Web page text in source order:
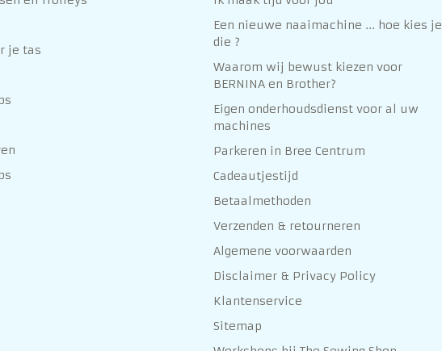
je tas
Een nieuwe naaimachine ... hoe kies je
die ?
Waarom wij bewust kiezen voor
BERNINA en Brother?
Eigen onderhoudsdienst voor al uw
machines
Parkeren in Bree Centrum
Cadeautjestijd
Betaalmethoden
Verzenden & retourneren
Algemene voorwaarden
Disclaimer & Privacy Policy
Klantenservice
Sitemap